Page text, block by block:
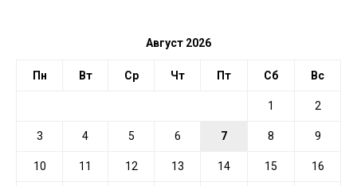
Август 2026
Пн Вт Ср Чт Пт Сб Вс
1 2
3 4 5 6 7 8 9
10 11 12 13 14 15 16